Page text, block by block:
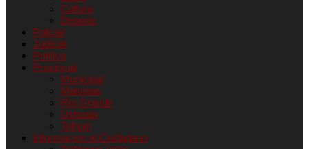
Cultura
Deporte
Policial
Judicial
Política
Provincial
Municipal
Malvinas
Río Grande
Ushuaia
Tolhuin
Informacion al Ciudadano